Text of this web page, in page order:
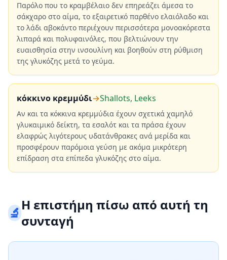
Παρόλο που το κραμβέλαιο δεν επηρεάζει άμεσα το
σάκχαρο στο αίμα, το εξαιρετικό παρθένο ελαιόλαδο και
το λάδι αβοκάντο περιέχουν περισσότερα μονοακόρεστα
λιπαρά και πολυφαινόλες, που βελτιώνουν την
ευαισθησία στην ινσουλίνη και βοηθούν στη ρύθμιση
της γλυκόζης μετά το γεύμα.
κόκκινο κρεμμύδι→Shallots, Leeks
Αν και τα κόκκινα κρεμμύδια έχουν σχετικά χαμηλό
γλυκαιμικό δείκτη, τα εσαλότ και τα πράσα έχουν
ελαφρώς λιγότερους υδατάνθρακες ανά μερίδα και
προσφέρουν παρόμοια γεύση με ακόμα μικρότερη
επίδραση στα επίπεδα γλυκόζης στο αίμα.
🔬Η επιστήμη πίσω από αυτή τη
συνταγή